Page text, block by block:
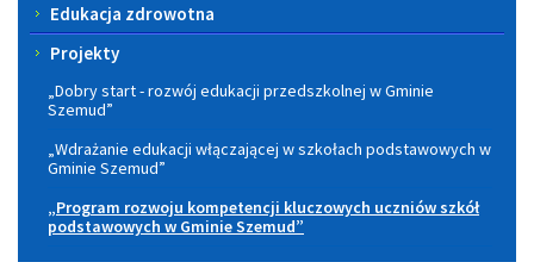
Edukacja zdrowotna
Projekty
„Dobry start - rozwój edukacji przedszkolnej w Gminie
Szemud”
„Wdrażanie edukacji włączającej w szkołach podstawowych w
Gminie Szemud”
„Program rozwoju kompetencji kluczowych uczniów szkół
podstawowych w Gminie Szemud”